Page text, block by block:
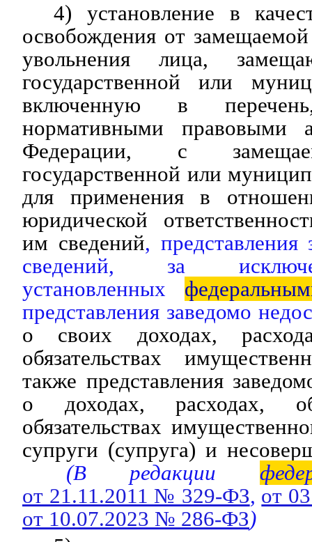
4) установление в
освобождения от
увольнения лица,
государственной или
включенную в
нормативными правовыми
Федерации, с
государственной или
для применения в
юридической
им сведений, представления
сведений, за
установленных
представления заведомо
о своих доходах,
обязательствах
также представления
о доходах, расходах,
обязательствах
супруги (супруга) и
(В редакции
от 21.11.2011 № 329-ФЗ, от
от 10.07.2023 № 286-ФЗ)